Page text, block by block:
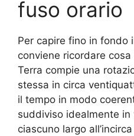
fuso orario
Per capire fino in fondo
conviene ricordare
Terra compie una
stessa in circa
il tempo in modo
suddiviso idealmente
ciascuno largo